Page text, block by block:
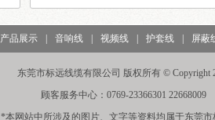
线U/U..
产品展示 音响线 视频线 护套线 屏蔽
东莞市标远线缆有限公司 版权所有 © Copyright
顾客服务中心：0769-23366301 22668009
*本网站中所涉及的图片、文字等资料均属于东莞